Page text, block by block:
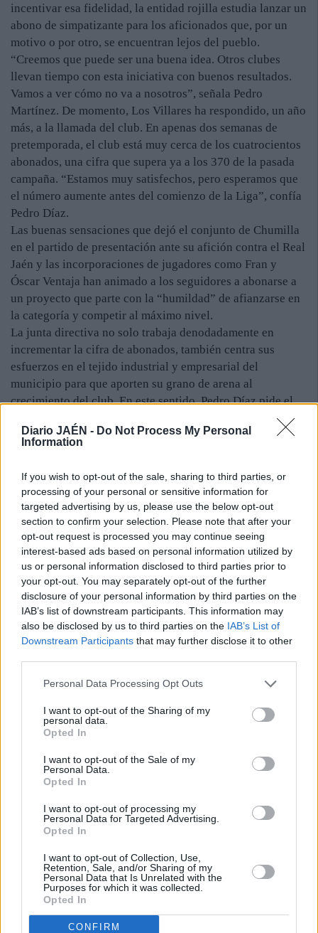
Diario JAÉN - Do Not Process My Personal
Information
If you wish to opt-out of the sale, sharing to third parties, or
processing of your personal or sensitive information for
targeted advertising by us, please use the below opt-out
section to confirm your selection. Please note that after your
opt-out request is processed you may continue seeing
interest-based ads based on personal information utilized by
us or personal information disclosed to third parties prior to
your opt-out. You may separately opt-out of the further
disclosure of your personal information by third parties on the
IAB’s list of downstream participants. This information may
also be disclosed by us to third parties on the IAB’s List of
Downstream Participants that may further disclose it to other
Personal Data Processing Opt Outs
I want to opt-out of the Sharing of my
personal data.
Opted In
I want to opt-out of the Sale of my
Personal Data.
Opted In
I want to opt-out of processing my
Personal Data for Targeted Advertising.
Opted In
I want to opt-out of Collection, Use,
Retention, Sale, and/or Sharing of my
Personal Data that Is Unrelated with the
Purposes for which it was collected.
Opted In
CONFIRM
incentivar esa fidelidad, la entidad rojilla estudia lanzar un
abono de simpatizante para los aficionados que, por un
motivo o por otro, se encuentran lejos del pueblo.
“Creemos que puede ser una buena idea. Otros clubes
llevan tiempo con esta iniciativa con buenos resultados.
Vamos a ver cómo no va a nosotros”, señala Pedro
Martínez. De momento, Los Villares ha respondido, un año
más, a la llamada del club. En apenas dos semanas de
pretemporada, el club está muy cerca de los cuatrocientos
abonados, una cifra que supera ya a los 370 de la pasada
campaña. “Estamos muy satisfechos, pero esperamos que
el número aumente antes del comienzo de la Liga”, confía
Pedro Díaz.
Las buenas sensaciones que dejó el conjunto de Chumilla
en el partido de presentación ante su afición contra el Real
Jaén y las incorporaciones de jugadores como Fran y
Óscar Ventaja han animado a los seguidores a abonarse a
un proyecto que parte con la “humildad” de afianzarse en
la categoría y competir al máximo nivel.
La junta directiva no solo trabaja denodadamente en
incrementar la cifra de abonados, también centra sus
esfuerzos en el tejido industrial y empresarial del
municipio para que aporten su grano de arena al
crecimiento del club. En este sentido, Pedro Díaz pide el
respaldo de las cajas de ahorros y de las cooperativas de
aceite para fortalecer la estructura económica de la
plantilla que ha construido Manuel Chumilla con vistas a
la próxima temporada. Sin embargo, advierte que el
objetivo no es otro que no pasar apuros en la competición.
“Tenemos un buen equipo que, con trabajo y sacrificio,
seguro que dará alegrías a la afición dentro de las
posibilidades de un club modesto como el nuestro”,
concluye.